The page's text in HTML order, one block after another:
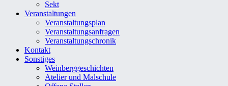
Sekt
Veranstaltungen
Veranstaltungsplan
Veranstaltungsanfragen
Veranstaltungschronik
Kontakt
Sonstiges
Weinberggeschichten
Atelier und Malschule